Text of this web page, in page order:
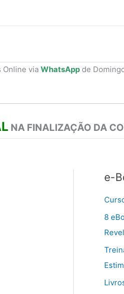
Online via WhatsAppde
NA FINALIZAÇÃO DA
e-
8